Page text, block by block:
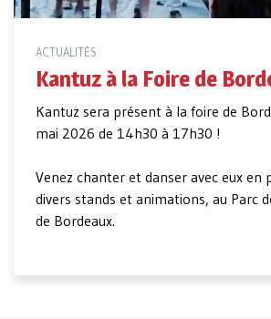
ACTUALITÉS
Kantuz à la Foire de
Kantuz sera présent à la foire de
mai 2026 de 14h30 à 17h30 !
Venez chanter et danser avec eux en
divers stands et animations, au Parc
de Bordeaux.